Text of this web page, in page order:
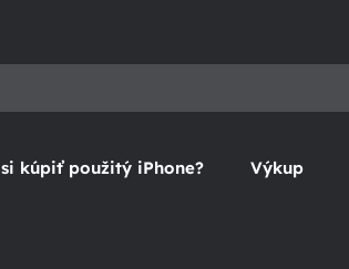
kúpiť použitý iPhone? Výkup